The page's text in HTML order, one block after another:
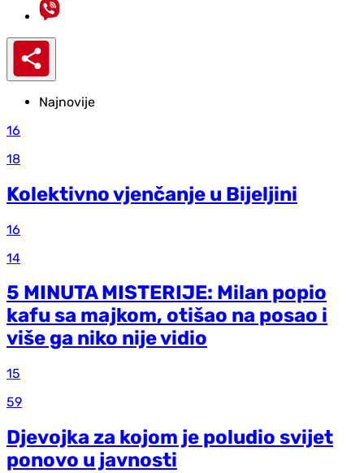
Najnovije
16
18
Kolektivno vjenčanje u Bijeljini
16
14
5 MINUTA MISTERIJE: Milan popio
kafu sa majkom, otišao na posao i
više ga niko nije vidio
15
59
Djevojka za kojom je poludio svijet
ponovo u javnosti